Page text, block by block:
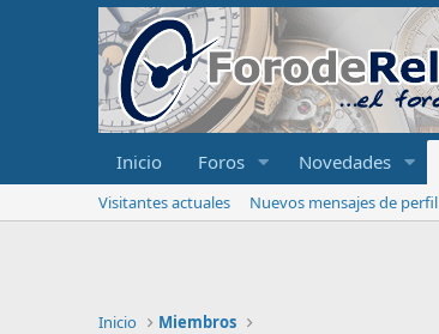
Inicio Foros Novedades
Visitantes actuales Nuevos mensajes de perfil
Inicio Miembros